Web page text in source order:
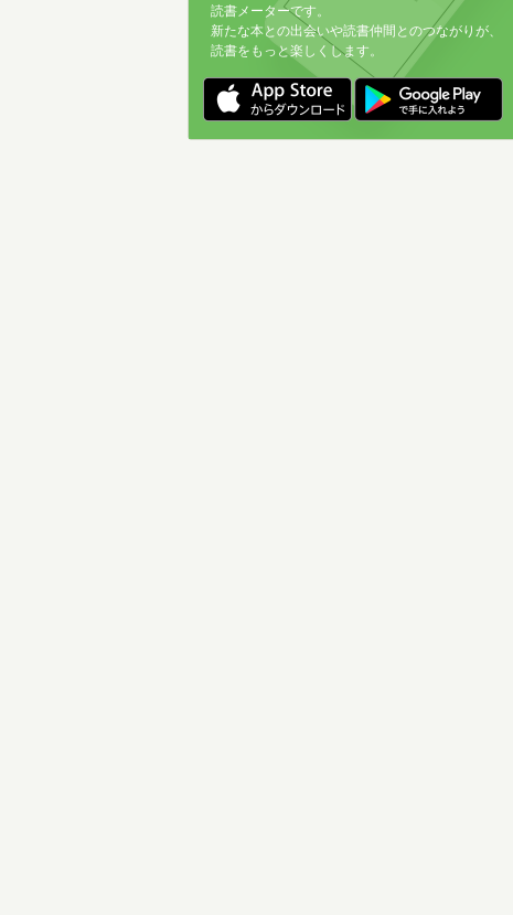
読書メーターです。
新たな本との出会いや読書仲間とのつながりが、
読書をもっと楽しくします。